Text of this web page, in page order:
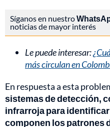
Síganos en nuestro
noticias de mayor interés
Le puede interesar:
más circulan en
En respuesta a esta
sistemas de detección,
infrarroja para
componen los patrones